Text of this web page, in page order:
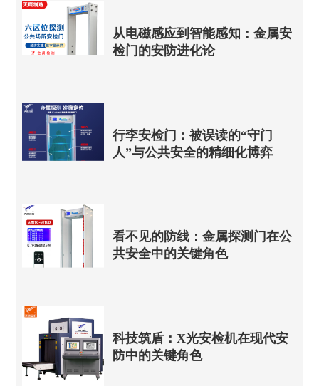
从电磁感应到智能感知：金属安
检门的安防进化论
行李安检门：被误读的“守门
人”与公共安全的精细化博弈
看不见的防线：金属探测门在公
共安全中的关键角色
科技筑盾：X光安检机在现代安
防中的关键角色